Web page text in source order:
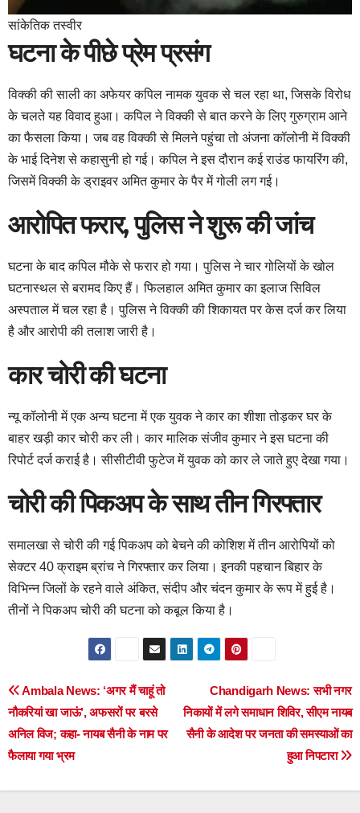
सांकेतिक तस्वीर
घटना के पीछे प्रेम प्रसंग
विक्की की साली का अफेयर कपिल नामक युवक से चल रहा था, जिसके विरोध
के चलते यह विवाद हुआ। कपिल ने विक्की से बात करने के लिए गुरुग्राम आने
का फैसला किया। जब वह विक्की से मिलने पहुंचा तो अंजना कॉलोनी में विक्की
के भाई दिनेश से कहासुनी हो गई। कपिल ने इस दौरान कई राउंड फायरिंग की,
जिसमें विक्की के ड्राइवर अमित कुमार के पैर में गोली लग गई।
आरोपित फरार, पुलिस ने शुरू की जांच
घटना के बाद कपिल मौके से फरार हो गया। पुलिस ने चार गोलियों के खोल
घटनास्थल से बरामद किए हैं। फिलहाल अमित कुमार का इलाज सिविल
अस्पताल में चल रहा है। पुलिस ने विक्की की शिकायत पर केस दर्ज कर लिया
है और आरोपी की तलाश जारी है।
कार चोरी की घटना
न्यू कॉलोनी में एक अन्य घटना में एक युवक ने कार का शीशा तोड़कर घर के
बाहर खड़ी कार चोरी कर ली। कार मालिक संजीव कुमार ने इस घटना की
रिपोर्ट दर्ज कराई है। सीसीटीवी फुटेज में युवक को कार ले जाते हुए देखा गया।
चोरी की पिकअप के साथ तीन गिरफ्तार
समालखा से चोरी की गई पिकअप को बेचने की कोशिश में तीन आरोपियों को
सेक्टर 40 क्राइम ब्रांच ने गिरफ्तार कर लिया। इनकी पहचान बिहार के
विभिन्न जिलों के रहने वाले अंकित, संदीप और चंदन कुमार के रूप में हुई है।
तीनों ने पिकअप चोरी की घटना को कबूल किया है।
Post
navigation
Chandigarh News: सभी नगर
निकायों में लगे समाधान शिविर, सीएम नायब
सैनी के आदेश पर जनता की समस्याओं का
हुआ निपटारा
Ambala News: ‘अगर मैं चाहूं तो
नौकरियां खा जाऊं’, अफसरों पर बरसे
अनिल विज; कहा- नायब सैनी के नाम पर
फैलाया गया भ्रम